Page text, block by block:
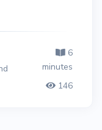
6
minutes
146